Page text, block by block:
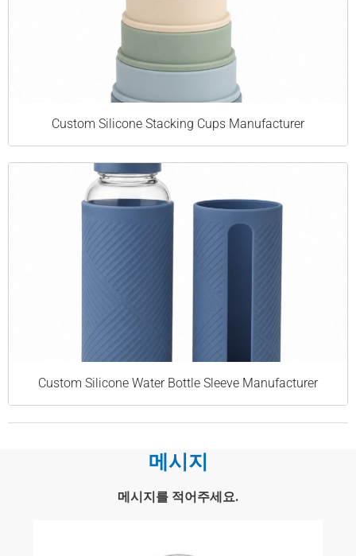
Custom Silicone Stacking Cups Manufacturer
Custom Silicone Water Bottle Sleeve Manufacturer
메시지
메시지를 적어주세요.